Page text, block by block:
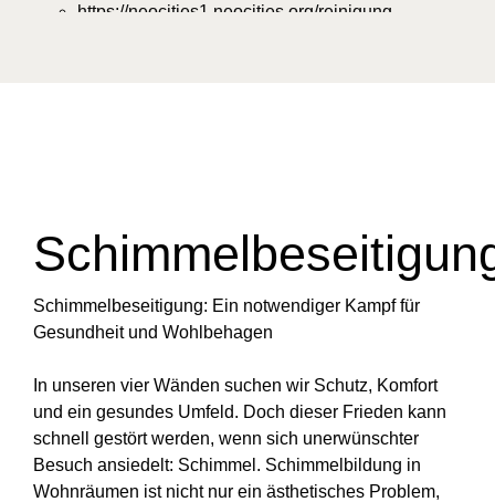
https://neocities1.neocities.org/reinigung-
service/spezialreinigung-sellin.html
https://neocities1.neocities.org/reinigung-
service/spezialreinigung-gohren.html
https://neocities1.neocities.org/reinigung-
baabe.html
https://neocities1.neocities.org/reinigung-
service/reinigungsprodukte-und-gerate-
thiessow.html
https://neocities1.neocities.org/reinigung-
Schimmelbeseitigung: Ein notwendiger Kampf für
Gesundheit und Wohlbehagen
In unseren vier Wänden suchen wir Schutz, Komfort
und ein gesundes Umfeld. Doch dieser Frieden kann
schnell gestört werden, wenn sich unerwünschter
Besuch ansiedelt: Schimmel. Schimmelbildung in
Wohnräumen ist nicht nur ein ästhetisches Problem,